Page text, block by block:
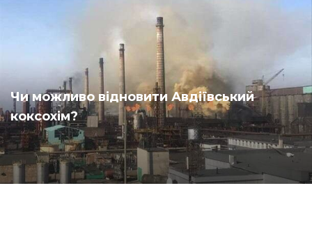
Чи можливо відновити Авдіївський
коксохім?